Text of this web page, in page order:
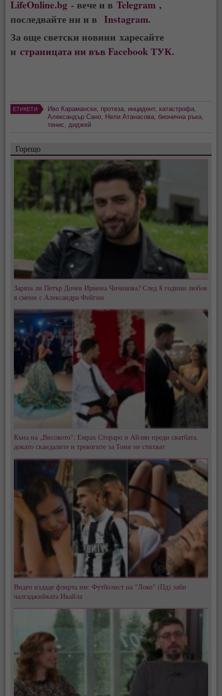
LifeOnline.bg - вече и вTelegram ,
последвайте ни и вInstagram.
За още светски новини харесайте
истраницата ни във Facebook ТУК.
ЕТИКЕТИ Иво Карамански протеза инцидент, катастрофа
Александър Сано
Нели Атанасова бионична ръка
тенис
диджей
Горещо
Заряза ли Петър Дочев Ирмена Чичикова? След 8 години любов
я смени с Александра Фейгин
Къна на „Високото": Емрах Стораро и Айлян преди сватбата,
докато скандалите и тревогите за Тони не стихват
Видео издаде флирта им: Футболист на "Локо" (Пд) заби
чалгаджийката Ивайла